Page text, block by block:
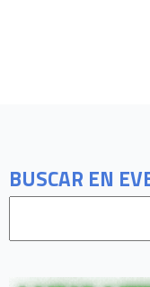
BUSCAR EN